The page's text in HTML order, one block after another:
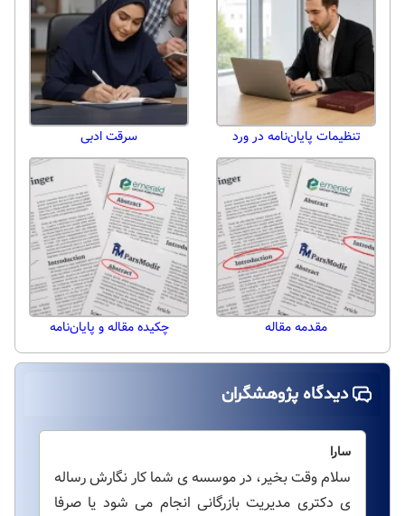
تنظیمات پایان‌نامه در ورد سرقت ادبی
مقدمه مقاله چکیده مقاله و پایان‌نامه
دیدگاه پژوهشگران
سارا
سلام وقت بخیر، در موسسه ی شما کار نگارش رساله
ی دکتری مدیریت بازرگانی انجام می شود یا صرفا